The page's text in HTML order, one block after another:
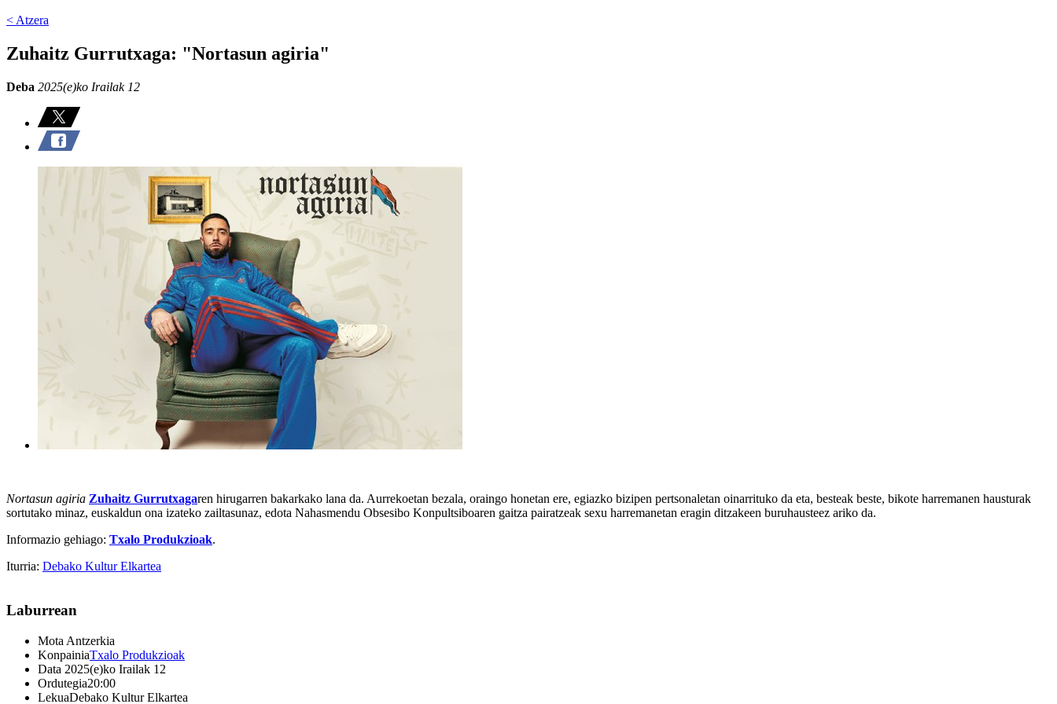
< Atzera
Zuhaitz Gurrutxaga: "Nortasun agiria"
Deba 2025(e)ko Irailak 12
Nortasun agiria Zuhaitz Gurrutxagaren hirugarren bakarkako lana da. Aurrekoetan bezala, oraingo honetan ere, egiazko bizipen pertsonaletan oinarrituko da eta, besteak beste, bikote harremanen hausturak
sortutako minaz, euskaldun ona izateko zailtasunaz, edota Nahasmendu Obsesibo Konpultsiboaren gaitza pairatzeak sexu harremanetan eragin ditzakeen buruhausteez ariko da.
Informazio gehiago: Txalo Produkzioak.
Iturria: Debako Kultur Elkartea
Laburrean
Mota Antzerkia
KonpainiaTxalo Produkzioak
Data 2025(e)ko Irailak 12
Ordutegia20:00
LekuaDebako Kultur Elkartea